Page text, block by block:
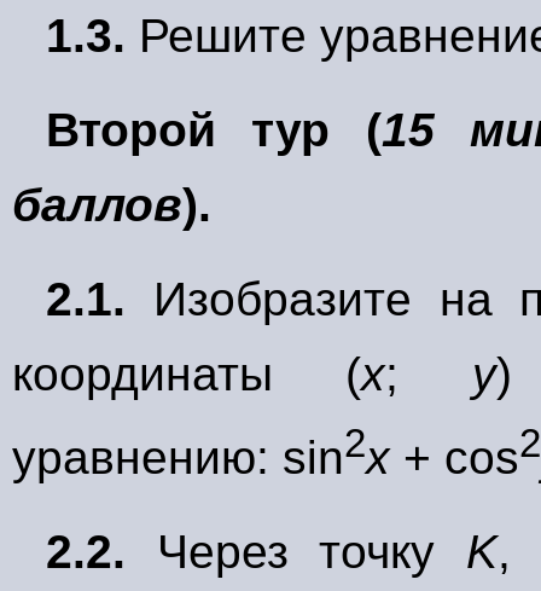
1.3. Решите
Второй тур (15
баллов).
2.1. Изобразите на
координаты (х; у)
уравнению: sin2x+ cos2
2.2. Через точку K,